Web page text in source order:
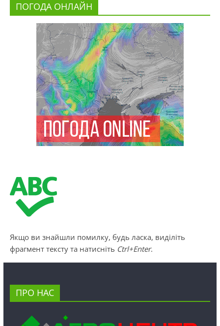
ПОГОДА ОНЛАЙН
Якщо ви знайшли помилку, будь ласка, виділіть
фрагмент тексту та натисніть Ctrl+Enter.
ПРО НАС